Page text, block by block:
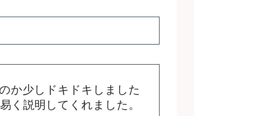
か少しドキドキしました
く説明してくれました。